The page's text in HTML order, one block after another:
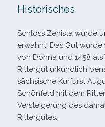
Historisches
Schloss Zehista wurde
erwähnt. Das Gut
von Dohna und 1458 als
Rittergut urkund­lich
säch­si­sche Kurfürst
Schönfeld mit dem
Versteigerung des
Rittergutes.